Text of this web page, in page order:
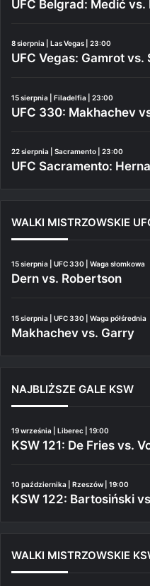
UFC Belgrad: Medić vs.
8 sierpnia | Las Vegas | 23:00
UFC Vegas: Gamrot vs.
15 sierpnia | Filadelfia | 23:00
UFC 330: Makhachev
22 sierpnia | Sacramento | 23:00
UFC Sacramento:
WALKI MISTRZOWSKIE
15 sierpnia | UFC 330 | Waga słomkowa
Dern vs. Robertson
15 sierpnia | UFC 330 | Waga półśrednia
Makhachev vs. Garry
NAJBLIŻSZE GALE KSW
19 września | Liberec | 19:00
KSW 121: De Fries vs.
10 października | Rzeszów | 19:00
KSW 122: Bartosiński
WALKI MISTRZOWSKIE